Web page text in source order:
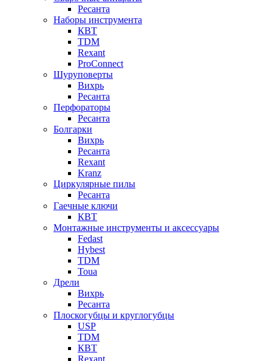
Ресанта
Наборы инструмента
КВТ
TDM
Rexant
ProConnect
Шуруповерты
Вихрь
Ресанта
Перфораторы
Ресанта
Болгарки
Вихрь
Ресанта
Rexant
Kranz
Циркулярные пилы
Ресанта
Гаечные ключи
КВТ
Монтажные инструменты и аксессуары
Fedast
Hybest
TDM
Toua
Дрели
Вихрь
Ресанта
Плоскогубцы и круглогубцы
USP
TDM
КВТ
Rexant